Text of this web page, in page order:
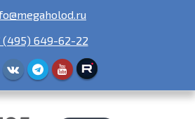
(495) 649-62-22